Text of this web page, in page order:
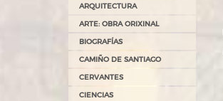
ARQUITECTURA
ARTE: OBRA ORIXINAL
BIOGRAFÍAS
CAMIÑO DE SANTIAGO
CERVANTES
CIENCIAS